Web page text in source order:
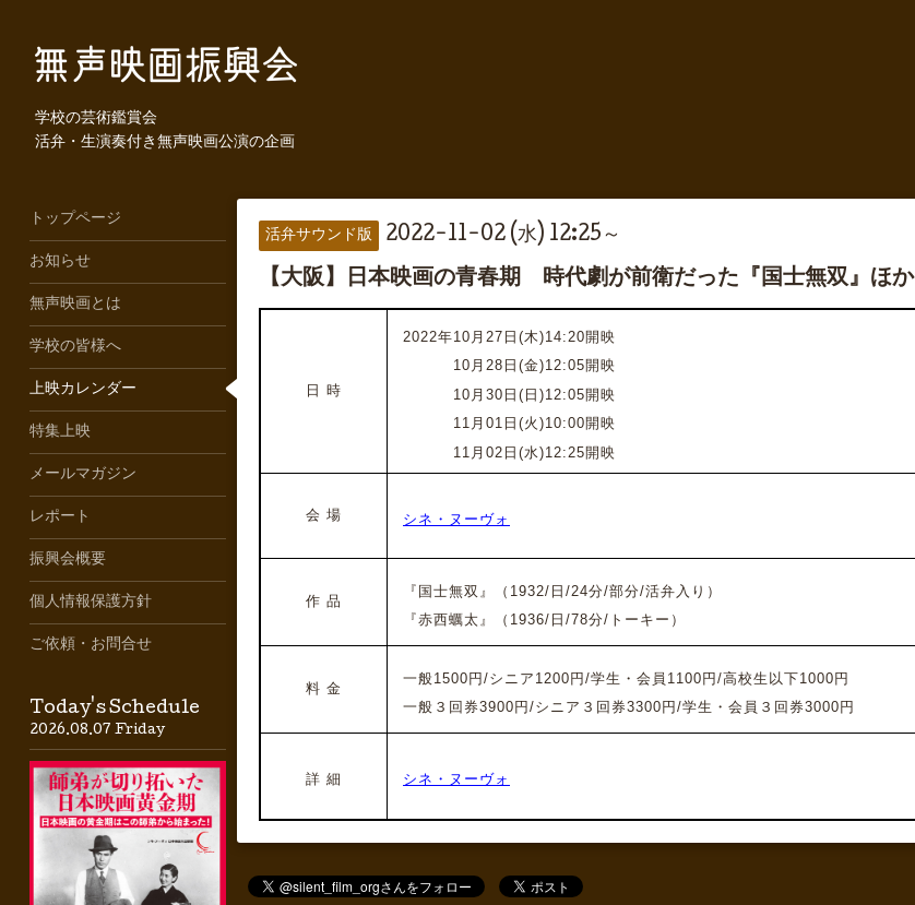
学校の芸術鑑賞会
活弁・生演奏付き無声映画公演の企画
活弁サウンド版 2022-11-02 (水) 12:25～
【大阪】日本映画の青春期 時代劇が前衛だった『国士無双』ほか
日 時
2022年10月27日(木)14:20開映
10月28日(金)12:05開映
10月30日(日)12:05開映
11月01日(火)10:00開映
11月02日(水)12:25開映
会 場 シネ・ヌーヴォ
作 品
『国士無双』（1932/日/24分/部分/活弁入り）
『赤西蠣太』（1936/日/78分/トーキー）
料 金
一般1500円/シニア1200円/学生・会員1100円/高校生以下1000円
一般３回券3900円/シニア３回券3300円/学生・会員３回券3000円
詳 細 シネ・ヌーヴォ
トップページ
お知らせ
無声映画とは
学校の皆様へ
上映カレンダー
特集上映
メールマガジン
レポート
振興会概要
個人情報保護方針
ご依頼・お問合せ
Today's Schedule
2026.08.07 Friday